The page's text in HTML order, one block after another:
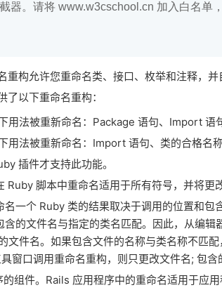
器。请将 www.w3cschool.cn 加入白名单
重构允许您重命名类、接口、枚举和注释，
以下重命名重构：
用法被重新命名：Package 语句、Import 语
用法被重新命名：Import 语句、类的合格名
插件才支持此功能。
Ruby 脚本中重命名适用于所有符号，并将更
名一个 Ruby 类的结果取决于调用的位置和包
含的文件名与指定的类名匹配。因此，从编
文件名。如果包含文件的名称与类名称不匹
窗口调用重命名重构，则只更改文件名; 包
的组件。Rails 应用程序中的重命名适用于应